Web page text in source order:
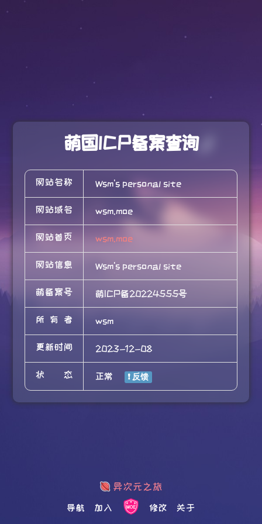
萌国ICP备案查询
网站名称 Wsm's personal site
网站域名 wsm.moe
网站首页 wsm.moe
网站信息 Wsm's personal site
萌备案号 萌ICP备20224555号
所有者 wsm
更新时间 2023-12-08
状态 正常
导航 加入 修改 关于